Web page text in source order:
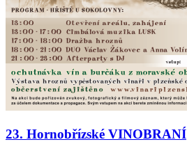
23. Hornobřízské VINOBRANÍ